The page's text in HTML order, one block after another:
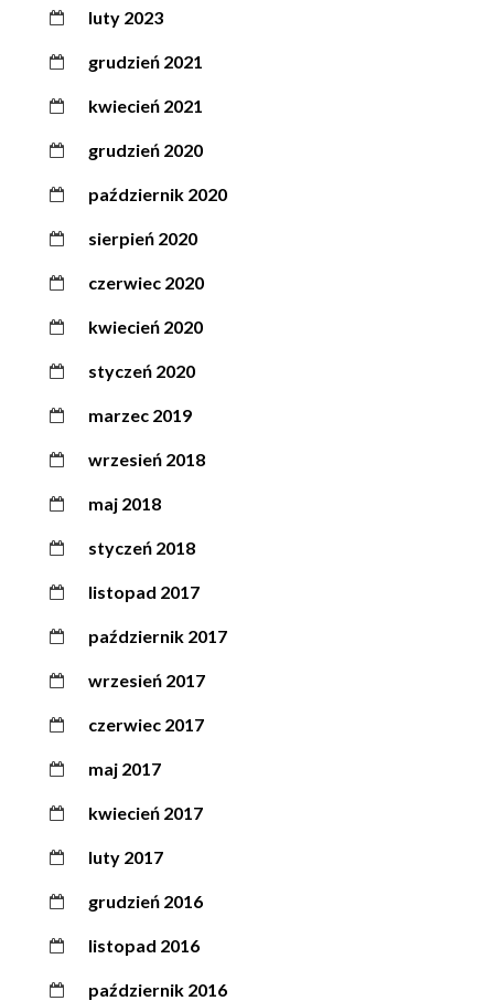
luty 2023
grudzień 2021
kwiecień 2021
grudzień 2020
październik 2020
sierpień 2020
czerwiec 2020
kwiecień 2020
styczeń 2020
marzec 2019
wrzesień 2018
maj 2018
styczeń 2018
listopad 2017
październik 2017
wrzesień 2017
czerwiec 2017
maj 2017
kwiecień 2017
luty 2017
grudzień 2016
listopad 2016
październik 2016